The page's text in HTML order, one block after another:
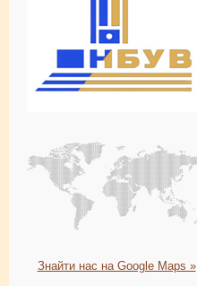
Знайти нас на Google Maps »